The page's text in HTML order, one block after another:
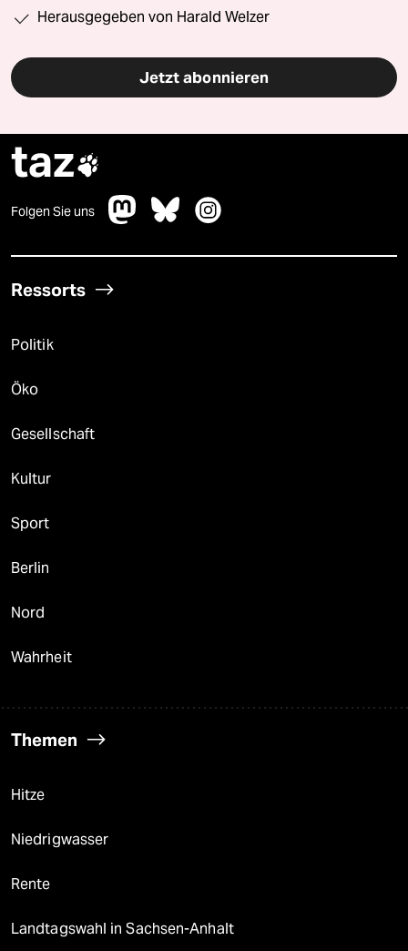
Herausgegeben von Harald Welzer
Jetzt abonnieren
taz
Folgen Sie uns
Ressorts
Politik
Öko
Gesellschaft
Kultur
Sport
Berlin
Nord
Wahrheit
Themen
Hitze
Niedrigwasser
Rente
Landtagswahl in Sachsen-Anhalt